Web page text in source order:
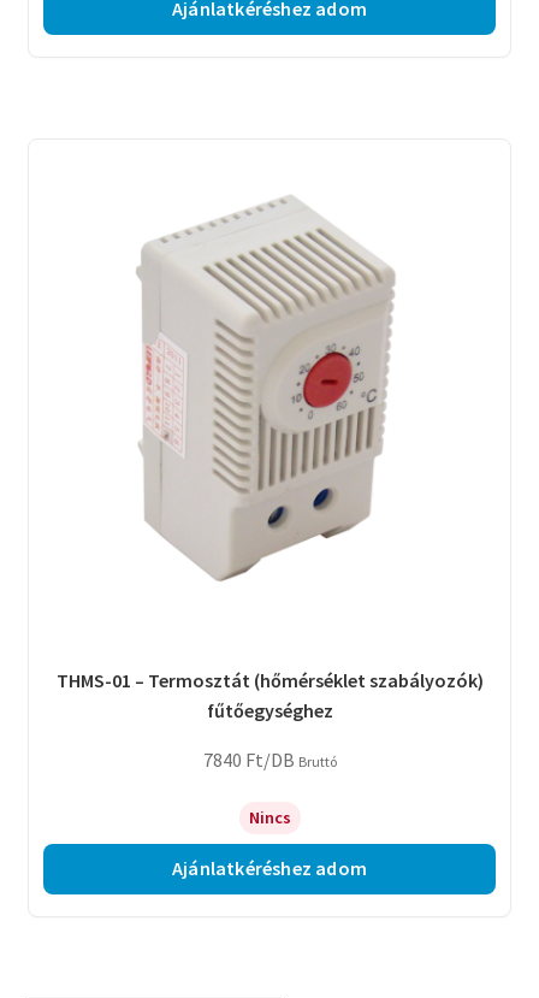
Ajánlatkéréshez adom
THMS-01 – Termosztát (hőmérséklet szabályozók)
fűtőegységhez
7840 Ft/DB Bruttó
Nincs
Ajánlatkéréshez adom